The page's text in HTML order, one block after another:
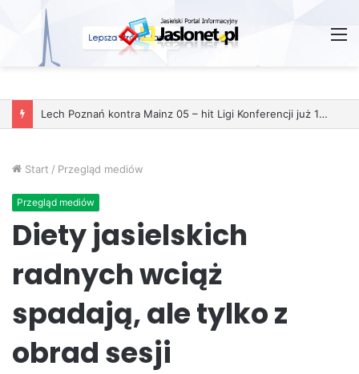
Start / Przegląd mediów
Przegląd mediów
Diety jasielskich
radnych wciąż
spadają, ale tylko z
obrad sesji